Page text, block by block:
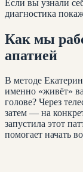
Если вы узнали
диагностика
Как мы
апатией
В методе
именно «живёт»
голове? Через
затем — на
запустила этот
помогает начать